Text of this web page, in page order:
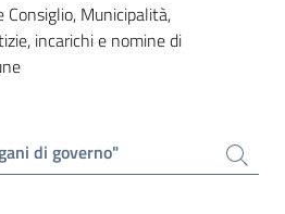
Consiglio, Municipalità,
incarichi e nomine di
di governo"